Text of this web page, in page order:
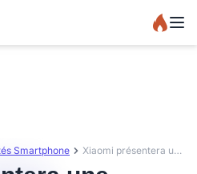
Smartphone Xiaomi présentera une nouvelle gamme de téléphones appelée CC